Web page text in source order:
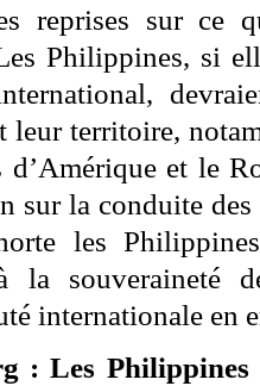
reprises sur ce
Philippines, si
leur territoire,
d’Amérique et le
sur la conduite
les
la souveraineté
internationale en
: Les